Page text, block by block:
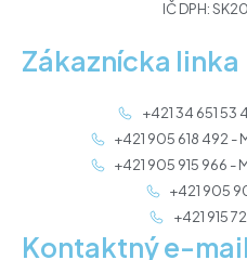
IČ DPH:
Zákaznícka linka
+421 34 651
+421 905 618 492
+421 905 915 966 -
+421 905
+421 915
Kontaktný e-mail